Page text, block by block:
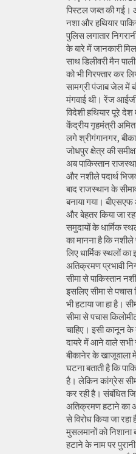
पिस्टल जब्त की गई।
नशा और हथियार
पुलिस लगातार
के बारे में जानकारी
साथ डिलीवरी मैन
को भी गिरफ्तार कर
सामग्री पंजाब जेल में
मंगवाई थी। रेंज
विदेशी हथियार पूरे
केंद्रीय गृहमंत्री अमित
लगे श्रीगंगानगर,
जोधपुर क्षेत्र की
अब पाकिस्तान
और नशीले पदार्थ
बाद राजस्थान के
बनाया गया।
और बेहतर किया जा
समुदायों के धार्मिक
का मानना है कि नशीले
लिए धार्मिक स्थलों
अतिक्रमण प्रभावी
सीमा से पाकिस्तान
इसलिए सीमा से पचास
भी हटाया जा हा है।
सीमा से पचास
चाहिए। इसी कानून के
दायरे में आने वाले सभी
बीकानेर के खाजूवाला
घटना बताती है कि
है। लेकिन कांग्रेस
कर रही है। संबंधित
अतिक्रमण हटाने का
से विरोध किया जा
मुसलमानों को निशाना
हटाने के नाम पर पुरानी